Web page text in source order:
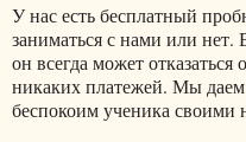
У нас есть бесплатный
заниматься с нами или
он всегда может
никаких платежей. Мы
беспокоим ученика